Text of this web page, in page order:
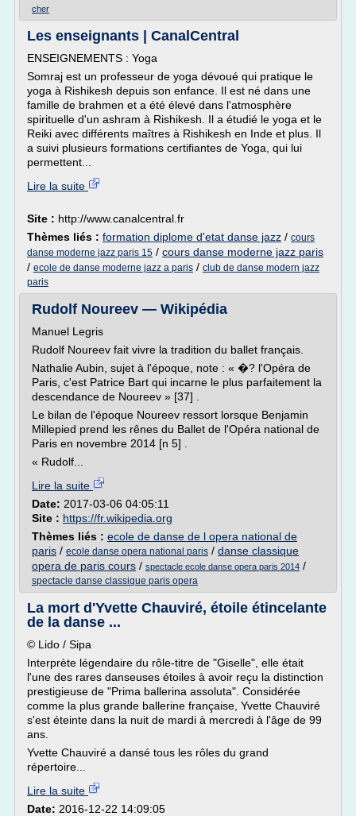
cher
Les enseignants | CanalCentral
ENSEIGNEMENTS : Yoga
Somraj est un professeur de yoga dévoué qui pratique le
yoga à Rishikesh depuis son enfance. Il est né dans une
famille de brahmen et a été élevé dans l'atmosphère
spirituelle d'un ashram à Rishikesh. Il a étudié le yoga et le
Reiki avec différents maîtres à Rishikesh en Inde et plus. Il
a suivi plusieurs formations certifiantes de Yoga, qui lui
permettent...
Lire la suite
Site : http://www.canalcentral.fr
Thèmes liés : formation diplome d'etat danse jazz / cours
danse moderne jazz paris 15 / cours danse moderne jazz paris
/ ecole de danse moderne jazz a paris / club de danse modern jazz
paris
Rudolf Noureev — Wikipédia
Manuel Legris
Rudolf Noureev fait vivre la tradition du ballet français.
Nathalie Aubin, sujet à l'époque, note : « �? l'Opéra de
Paris, c'est Patrice Bart qui incarne le plus parfaitement la
descendance de Noureev » [37] .
Le bilan de l'époque Noureev ressort lorsque Benjamin
Millepied prend les rênes du Ballet de l'Opéra national de
Paris en novembre 2014 [n 5] .
« Rudolf...
Lire la suite
Date: 2017-03-06 04:05:11
Site : https://fr.wikipedia.org
Thèmes liés : ecole de danse de l opera national de
paris / ecole danse opera national paris / danse classique
opera de paris cours / spectacle ecole danse opera paris 2014 /
spectacle danse classique paris opera
La mort d'Yvette Chauviré, étoile étincelante
de la danse ...
© Lido / Sipa
Interprète légendaire du rôle-titre de "Giselle", elle était
l'une des rares danseuses étoiles à avoir reçu la distinction
prestigieuse de "Prima ballerina assoluta". Considérée
comme la plus grande ballerine française, Yvette Chauviré
s'est éteinte dans la nuit de mardi à mercredi à l'âge de 99
ans.
Yvette Chauviré a dansé tous les rôles du grand
répertoire...
Lire la suite
Date: 2016-12-22 14:09:05